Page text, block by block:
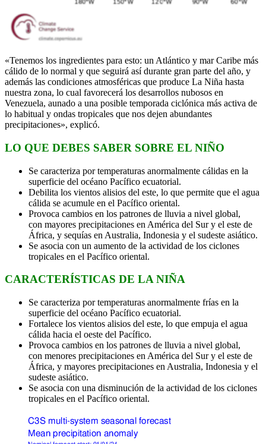
«Tenemos los ingredientes para esto: un Atlántico y mar Caribe más
cálido de lo normal y que seguirá así durante gran parte del año, y
además las condiciones atmosféricas que produce La Niña hasta
nuestra zona, lo cual favorecerá los desarrollos nubosos en
Venezuela, aunado a una posible temporada ciclónica más activa de
lo habitual y ondas tropicales que nos dejen abundantes
precipitaciones», explicó.
LO QUE DEBES SABER SOBRE EL NIÑO
Se caracteriza por temperaturas anormalmente cálidas en la
superficie del océano Pacífico ecuatorial.
Debilita los vientos alisios del este, lo que permite que el agua
cálida se acumule en el Pacífico oriental.
Provoca cambios en los patrones de lluvia a nivel global,
con mayores precipitaciones en América del Sur y el este de
África, y sequías en Australia, Indonesia y el sudeste asiático.
Se asocia con un aumento de la actividad de los ciclones
tropicales en el Pacífico oriental.
CARACTERÍSTICAS DE LA NIÑA
Se caracteriza por temperaturas anormalmente frías en la
superficie del océano Pacífico ecuatorial.
Fortalece los vientos alisios del este, lo que empuja el agua
cálida hacia el oeste del Pacífico.
Provoca cambios en los patrones de lluvia a nivel global,
con menores precipitaciones en América del Sur y el este de
África, y mayores precipitaciones en Australia, Indonesia y el
sudeste asiático.
Se asocia con una disminución de la actividad de los ciclones
tropicales en el Pacífico oriental.